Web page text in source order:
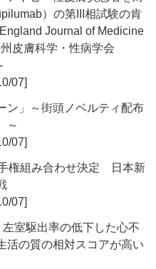
）の第III相試験の肯
Journal of Medicine
皮膚科学・性病学会
07]
ン」～街頭ノベルティ配布
～
07]
権組み合わせ決定 日本新
07]
室駆出率の低下した心不
活の質の相対スコアが高い